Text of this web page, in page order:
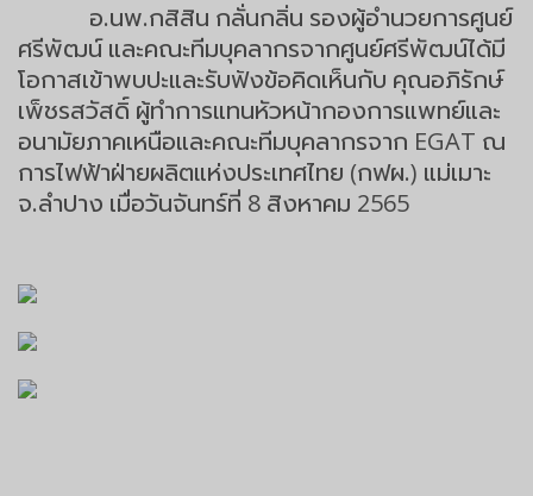
อ.นพ.กสิสิน กลั่นกลิ่น รองผู้อำนวยการศูนย์
ศรีพัฒน์ และคณะทีมบุคลากรจากศูนย์ศรีพัฒน์ได้มี
โอกาสเข้าพบปะและรับฟังข้อคิดเห็นกับ คุณอภิรักษ์
เพ็ชรสวัสดิ์ ผู้ทำการแทนหัวหน้ากองการแพทย์และ
อนามัยภาคเหนือและคณะทีมบุคลากรจาก EGAT ณ
การไฟฟ้าฝ่ายผลิตแห่งประเทศไทย (กฟผ.) แม่เมาะ
จ.ลำปาง เมื่อวันจันทร์ที่ 8 สิงหาคม 2565